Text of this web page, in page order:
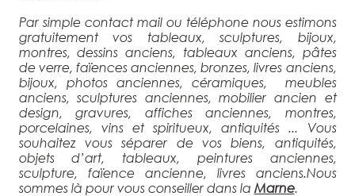
Par simple contact mail ou téléphone nous estimons
gratuitement vos tableaux, sculptures, bijoux,
montres, dessins anciens, tableaux anciens, pâtes
de verre, faïences anciennes, bronzes, livres anciens,
bijoux, photos anciennes, céramiques, meubles
anciens, sculptures anciennes, mobilier ancien et
design, gravures, affiches anciennes, montres,
porcelaines, vins et spiritueux, antiquités ... Vous
souhaitez vous séparer de vos biens, antiquités,
objets d’art, tableaux, peintures anciennes,
sculpture, faïence ancienne, livres anciens.Nous
sommes là pour vous conseiller dans la Marne.